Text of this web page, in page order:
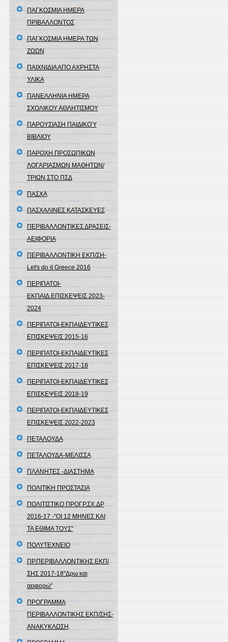
ΠΑΓΚΟΣΜΙΑ ΗΜΕΡΑ
ΠΡΙΒΑΛΛΟΝΤΟΣ
ΠΑΓΚΟΣΜΙΑ ΗΜΕΡΑ ΤΩΝ
ΖΩΩΝ
ΠΑΙΧΝΙΔΙΑ ΑΠΟ ΑΧΡΗΣΤΑ
ΥΛΙΚΑ
ΠΑΝΕΛΛΗΝΙΑ ΗΜΕΡΑ
ΣΧΟΛΙΚΟΥ ΑΘΛΗΤΙΣΜΟΥ
ΠΑΡΟΥΣΙΑΣΗ ΠΑΙΔΙΚΟΎ
ΒΙΒΛΙΟΥ
ΠΑΡΟΧΗ ΠΡΟΣΩΠΙΚΩΝ
ΛΟΓΑΡΙΑΣΜΩΝ ΜΑΘΗΤΩΝ/
ΤΡΙΩΝ ΣΤΟ ΠΣΔ
ΠΑΣΧΑ
ΠΑΣΧΑΛΙΝΕΣ ΚΑΤΑΣΚΕΥΕΣ
ΠΕΡΙΒΑΛΛΟΝΤΙΚΕΣ ΔΡΑΣΕΙΣ-
ΑΕΙΦΟΡΙΑ
ΠΕΡΙΒΑΛΛΟΝΤΙΚΗ ΕΚΠ/ΣΗ-
Let's do it Greece 2016
ΠΕΡΙΠΑΤΟΙ-
ΕΚΠΑΙΔ.ΕΠΙΣΚΕΨΕΙΣ 2023-
2024
ΠΕΡΙΠΑΤΟΙ-ΕΚΠΑΙΔΕΥΤΙΚΕΣ
ΕΠΙΣΚΕΨΕΙΣ 2015-16
ΠΕΡΙΠΑΤΟΙ-ΕΚΠΑΙΔΕΥΤΙΚΕΣ
ΕΠΙΣΚΕΨΕΙΣ 2017-18
ΠΕΡΙΠΑΤΟΙ-ΕΚΠΑΙΔΕΥΤΙΚΕΣ
ΕΠΙΣΚΕΨΕΙΣ 2018-19
ΠΕΡΙΠΑΤΟΙ-ΕΚΠΑΙΔΕΥΤΙΚΕΣ
ΕΠΙΣΚΕΨΕΙΣ 2022-2023
ΠΕΤΑΛΟΥΔΑ
ΠΕΤΑΛΟΥΔΑ-ΜΕΛΙΣΣΑ
ΠΛΑΝΗΤΕΣ -ΔΙΑΣΤΗΜΑ
ΠΟΛΙΤΙΚΗ ΠΡΟΣΤΑΣΙΑ
ΠΟΛΙΤΙΣΤΙΚΟ ΠΡΟΓΡ.ΣΧ.ΔΡ
2016-17 -"ΟΙ 12 ΜΗΝΕΣ ΚΑΙ
ΤΑ ΕΘΙΜΑ ΤΟΥΣ"
ΠΟΛΥΤΕΧΝΕΙΟ
ΠΡ.ΠΕΡΙΒΑΛΛΟΝΤΙΚΗΣ ΕΚΠ/
ΣΗΣ 2017-18"Δρω και
αειφορώ"
ΠΡΟΓΡΑΜΜΑ
ΠΕΡΙΒΑΛΛΟΝΤΙΚΗΣ ΕΚΠ/ΣΗΣ-
ΑΝΑΚΥΚΛΩΣΗ